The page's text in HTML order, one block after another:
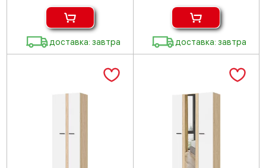
доставка: завтра доставка: завтра